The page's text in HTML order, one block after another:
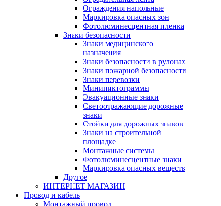
Ограждения напольные
Маркировка опасных зон
Фотолюминесцентная пленка
Знаки безопасности
Знаки медицинского
назначения
Знаки безопасности в рулонах
Знаки пожарной безопасности
Знаки перевозки
Минипиктограммы
Эвакуационные знаки
Светоотражающие дорожные
знаки
Стойки для дорожных знаков
Знаки на строительной
площадке
Монтажные системы
Фотолюминесцентные знаки
Маркировка опасных веществ
Другое
ИНТЕРНЕТ МАГАЗИН
Провод и кабель
Монтажный провод